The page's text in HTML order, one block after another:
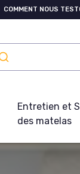
COMMENT NOUS
Entretien et
des matelas